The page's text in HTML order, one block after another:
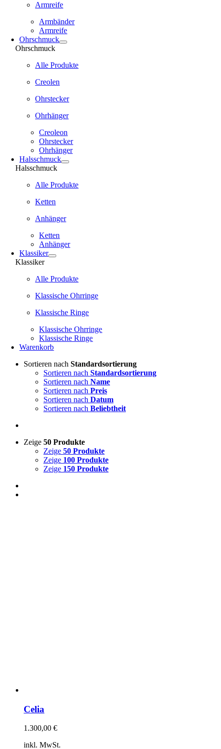
Armreife
Armbänder
Armreife
Ohrschmuck
Ohrschmuck
Alle Produkte
Creolen
Ohrstecker
Ohrhänger
Creoleon
Ohrstecker
Ohrhänger
Halsschmuck
Halsschmuck
Alle Produkte
Ketten
Anhänger
Ketten
Anhänger
Klassiker
Klassiker
Alle Produkte
Klassische Ohrringe
Klassische Ringe
Klassische Ohrringe
Klassische Ringe
Warenkorb
Sortieren nach Standardsortierung
Sortieren nach Standardsortierung
Sortieren nach Name
Sortieren nach Preis
Sortieren nach Datum
Sortieren nach Beliebtheit
Zeige 50 Produkte
Zeige 50 Produkte
Zeige 100 Produkte
Zeige 150 Produkte
Celia
1.300,00 €
inkl. MwSt.